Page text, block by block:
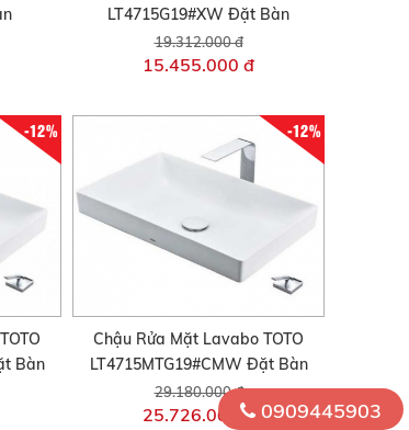
LT4715G19#XW Đặt Bàn
19.312.000 đ
15.455.000 đ
-12%
Bàn
-12%
Chậu Rửa Mặt Lavabo TOTO
LT4715MTG19#CMW Đặt Bàn
29.180.000 đ
25.726.000 đ 0909445903